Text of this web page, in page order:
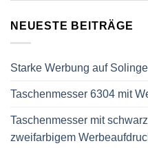
NEUESTE BEITRÄGE
Starke Werbung auf
Taschenmesser 6304 mit
Taschenmesser mit
zweifarbigem